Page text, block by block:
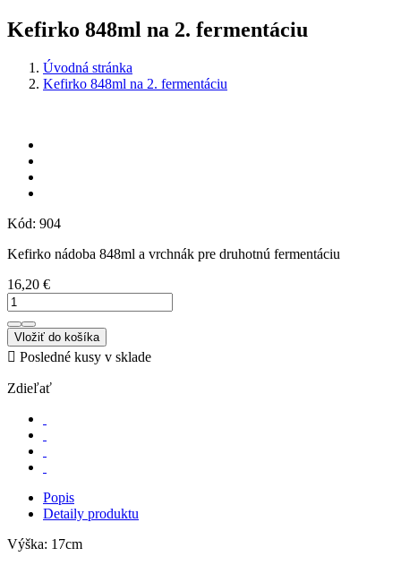
Kefirko 848ml na 2. fermentáciu
Úvodná stránka
Kefirko 848ml na 2. fermentáciu
Kód: 904
Kefirko nádoba 848ml a vrchnák pre druhotnú fermentáciu
16,20 €
Vložiť do košíka
 Posledné kusy v sklade
Zdieľať
Popis
Detaily produktu
Výška: 17cm